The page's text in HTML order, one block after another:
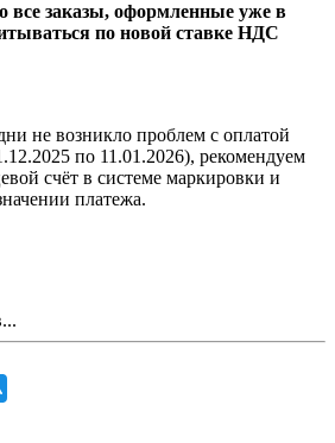
все заказы, оформленные уже в
по новой ставке НДС
не возникло проблем с оплатой
по 11.01.2026), рекомендуем
счёт в системе маркировки и
платежа.